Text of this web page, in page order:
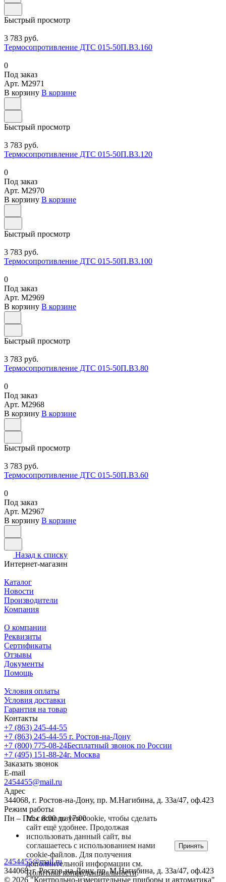
Быстрый просмотр
3 783 руб.
Термосопротивление ДТС 015-50П.В3.160
0
Под заказ
Арт. M2971
В корзину В корзине
Быстрый просмотр
3 783 руб.
Термосопротивление ДТС 015-50П.В3.120
0
Под заказ
Арт. M2970
В корзину В корзине
Быстрый просмотр
3 783 руб.
Термосопротивление ДТС 015-50П.В3.100
0
Под заказ
Арт. M2969
В корзину В корзине
Быстрый просмотр
3 783 руб.
Термосопротивление ДТС 015-50П.В3.80
0
Под заказ
Арт. M2968
В корзину В корзине
Быстрый просмотр
3 783 руб.
Термосопротивление ДТС 015-50П.В3.60
0
Под заказ
Арт. M2967
В корзину В корзине
Назад к списку
Интернет-магазин
Каталог
Новости
Производители
Компания
О компании
Реквизиты
Сертификаты
Отзывы
Документы
Помощь
Условия оплаты
Условия доставки
Гарантия на товар
Контакты
+7 (863) 245-44-55
+7 (863) 245-44-55 г. Ростов-на-Дону
+7 (800) 775-08-24Бесплатный звонок по России
+7 (495) 151-88-24г. Москва
Заказать звонок
E-mail
2454455@mail.ru
Адрес
344068, г. Ростов-на-Дону, пр. М.Нагибина, д. 33а/47, оф.423
Режим работы
Пн – Пт: с 8:00 до 17:00
2454455@mail.ru
344068, г. Ростов-на-Дону, пр. М.Нагибина, д. 33а/47, оф.423
© 2026 "Контрольно-измерительные приборы и автоматика"
Мы используем cookie, чтобы сделать
сайт ещё удобнее. Продолжая
использовать данный сайт, вы
соглашаетесь с использованием нами
cookie-файлов. Для получения
дополнительной информации см.
Политика конфиденциальности.
Принять